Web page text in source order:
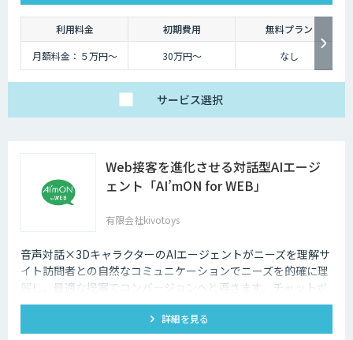
利用料金 初期費用
無料プラン
月額料金：５万円〜
30万円〜 なし
サービス選択
Web接客を進化させる対話型AIエージ
ェント「AI’mON for WEB」
有限会社kivotoys
音声対話×3DキャラクターのAIエージェントがニーズを理解サ
イト訪問者との自然なコミュニケーションでニーズを的確に理
解し、最適な提案でコンバージョンへと導きます。チャットボ
ットを超えた最強のデジタル営業、デジタル広報担当です。
詳細を見る